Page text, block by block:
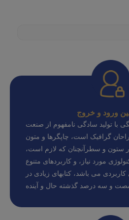
با تولید سادگی نامفهوم از صنعت
گرافیک است، چاپگرها و متون
ستون و سطرآنچنان که لازم است،
مورد نیاز، و کاربردهای متنوع
کاربردی می باشد، کتابهای زیادی در